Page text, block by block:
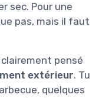
sec. Pour une
pas, mais il faut
clairement pensé
extérieur. Tu
quelques